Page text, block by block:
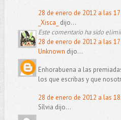
28 de enero de 2012 a las
_Xisca_ dijo...
Este comentario ha sido
28 de enero de 2012 a las
Unknown dijo...
Enhorabuena a las
los que escribas y que
28 de enero de 2012 a las
Sílvia dijo...